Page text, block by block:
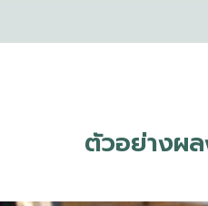
ตัวอย่างผล